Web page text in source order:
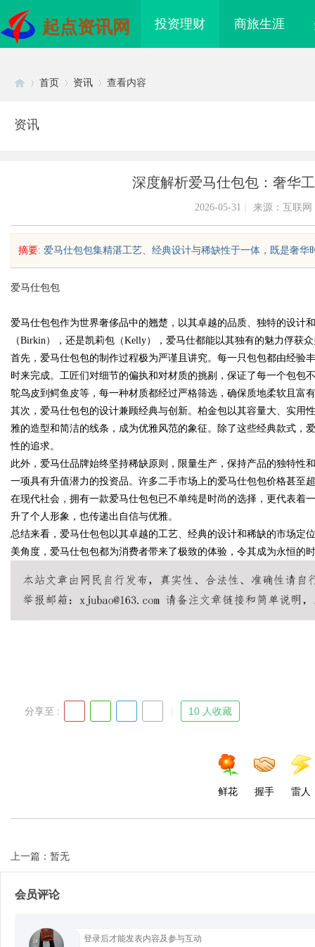
起点资讯网 投资理财 商旅生涯
sc
uz
首页 资讯 查看内容
资讯
深度解析爱马仕包包：奢华
2026-05-31 来源：互联网
摘要: 爱马仕包包集精湛工艺、经典设计与稀缺性于一体，既是奢
爱马仕包包
爱马仕包包作为世界奢侈品中的翘楚，以其卓越的品质、独特的设计
（Birkin），还是凯莉包（Kelly），爱马仕都能以其独有的魅力俘获
首先，爱马仕包包的制作过程极为严谨且讲究。每一只包包都由经验
时来完成。工匠们对细节的偏执和对材质的挑剔，保证了每一个包包
鸵鸟皮到鳄鱼皮等，每一种材质都经过严格筛选，确保质地柔软且富
其次，爱马仕包包的设计兼顾经典与创新。柏金包以其容量大、实用
雅的造型和简洁的线条，成为优雅风范的象征。除了这些经典款式，
性的追求。
此外，爱马仕品牌始终坚持稀缺原则，限量生产，保持产品的独特性
一项具有升值潜力的投资品。许多二手市场上的爱马仕包包价格甚至
在现代社会，拥有一款爱马仕包包已不单纯是时尚的选择，更代表着
升了个人形象，也传递出自信与优雅。
总结来看，爱马仕包包以其卓越的工艺、经典的设计和稀缺的市场定
美角度，爱马仕包包都为消费者带来了极致的体验，令其成为永恒的
分享至 : 10 人收藏
鲜花 握手 雷人
上一篇：暂无
会员评论
关键作用与应用前景